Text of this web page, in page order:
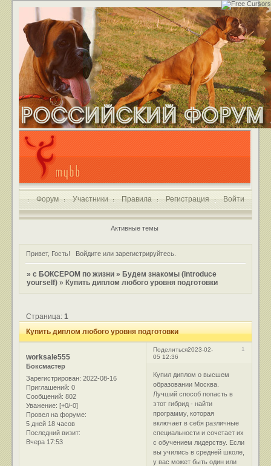
Форум Участники Правила Регистрация Войти
Активные темы
Привет, Гость! Войдитеили зарегистрируйтесь.
»с БОКСЕРОМ по жизни » Будем знакомы (introduce
yourself) » Купить диплом любого уровня подготовки
Купить диплом любого уровня подготовки
Страница:1
Поделиться 1
2023-02-
05 12:36
worksale555
Боксмастер
Зарегистрирован: 2022-08-16
Приглашений: 0
Сообщений: 802
Уважение: [+0/-0]
Провел на форуме:
5 дней 18 часов
Последний визит:
Вчера 17:53
Купил диплом о высшем
образовании Москва.
Лучший способ попасть в
этот гибрид - найти
программу, которая
включает в себя различные
специальности и сочетает их
с обучением лидерству. Если
вы учились в средней школе,
у вас может быть один или